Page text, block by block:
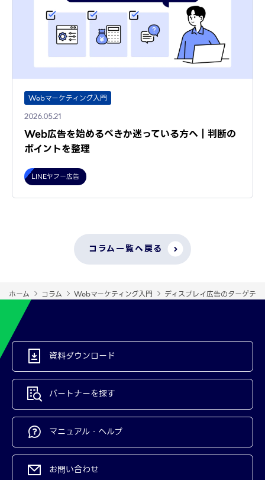
Webマーケティング入門
2026.05.21
Web広告を始めるべきか迷っている方へ｜判断の
ポイントを整理
LINEヤフー広告
コラム一覧へ戻る
ホーム コラム Webマーケティング入門 ディスプレイ広告のターゲテ
資料ダウンロード
パートナーを探す
マニュアル・ヘルプ
お問い合わせ